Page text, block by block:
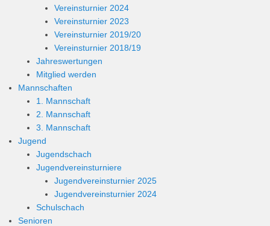
Vereinsturnier 2024
Vereinsturnier 2023
Vereinsturnier 2019/20
Vereinsturnier 2018/19
Jahreswertungen
Mitglied werden
Mannschaften
1. Mannschaft
2. Mannschaft
3. Mannschaft
Jugend
Jugendschach
Jugendvereinsturniere
Jugendvereinsturnier 2025
Jugendvereinsturnier 2024
Schulschach
Senioren